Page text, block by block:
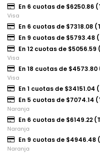
En 6 cuotas de $6250.86
Visa
En 6 cuotas de $7318.08
En 9 cuotas de $5793.48
En 12 cuotas de
Visa
En 18 cuotas de
Visa
En 1 cuotas de $34151.04
En 5 cuotas de $7074.14
Naranja
En 6 cuotas de $6149.22
Naranja
En 9 cuotas de $4946.48
Naranja